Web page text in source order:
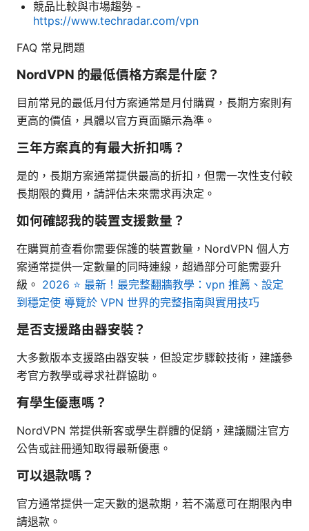
競品比較與市場趨勢 -
https://www.techradar.com/vpn
FAQ 常見問題
NordVPN 的最低價格方案是什麼？
目前常見的最低月付方案通常是月付購買，長期方案則有
更高的價值，具體以官方頁面顯示為準。
三年方案真的有最大折扣嗎？
是的，長期方案通常提供最高的折扣，但需一次性支付較
長期限的費用，請評估未來需求再決定。
如何確認我的裝置支援數量？
在購買前查看你需要保護的裝置數量，NordVPN 個人方
案通常提供一定數量的同時連線，超過部分可能需要升
級。 2026 ⭐ 最新！最完整翻牆教學：vpn 推薦、設定
到穩定使 導覽於 VPN 世界的完整指南與實用技巧
是否支援路由器安裝？
大多數版本支援路由器安裝，但設定步驟較技術，建議參
考官方教學或尋求社群協助。
有學生優惠嗎？
NordVPN 常提供新客或學生群體的促銷，建議關注官方
公告或註冊通知取得最新優惠。
可以退款嗎？
官方通常提供一定天數的退款期，若不滿意可在期限內申
請退款。